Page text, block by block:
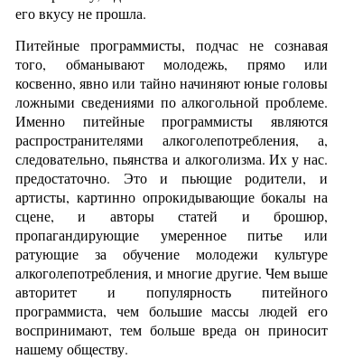
его вкусу не прошла.
Питейные программисты, подчас не сознавая
того, обманывают молодежь, прямо или
косвенно, явно или тайно начиняют юные головы
ложными сведениями по алкогольной проблеме.
Именно питейные программисты являются
распространителями алкоголепотребления, а,
следовательно, пьянства и алкоголизма. Их у нас.
предостаточно. Это и пьющие родители, и
артисты, картинно опрокидывающие бокалы на
сцене, и авторы статей и брошюр,
пропагандирующие умеренное питье или
ратующие за обучение молодежи культуре
алкоголепотребления, и многие другие. Чем выше
авторитет и популярность питейного
программиста, чем большие массы людей его
воспринимают, тем больше вреда он приносит
нашему обществу.